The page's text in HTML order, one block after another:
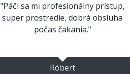
"Páči sa mi profesionálny prístup,
super prostredie, dobrá obsluha
počas čakania."
Róbert